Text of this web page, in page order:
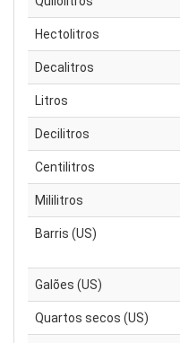
Hectolitros
Decalitros
Litros
Decilitros
Centilitros
Mililitros
Barris (US)
Galões (US)
Quartos secos (US)